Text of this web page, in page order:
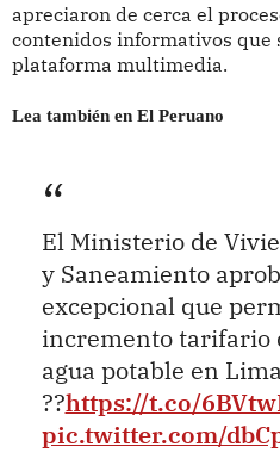
apreciaron de cerca el
contenidos informativos que
plataforma multimedia.
Lea también en El Peruano
El Ministerio de
y Saneamiento
excepcional que
incremento tarifario
agua potable en
??https://t.co/
pic.twitter.com/